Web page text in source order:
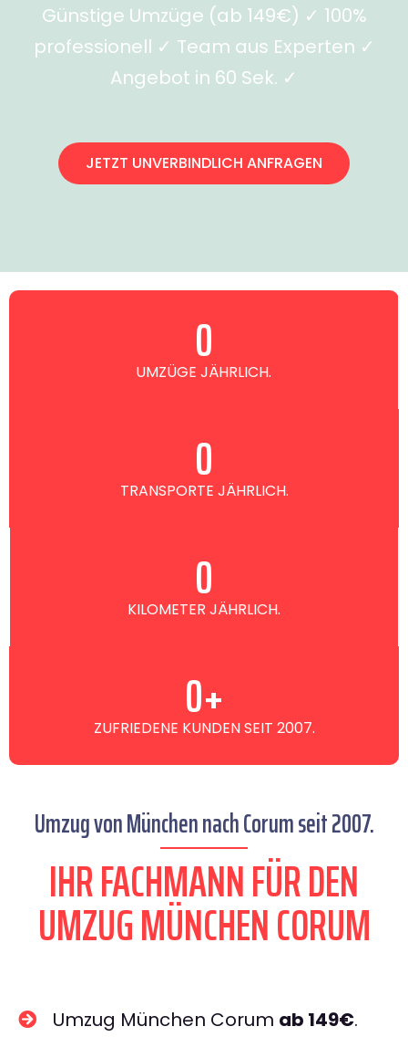
Günstige Umzüge (ab 149€) ✓ 100%
professionell ✓ Team aus Experten ✓
Angebot in 60 Sek. ✓
JETZT UNVERBINDLICH ANFRAGEN
UMZÜGE JÄHRLICH.
0
TRANSPORTE JÄHRLICH.
0
KILOMETER JÄHRLICH.
0
ZUFRIEDENE KUNDEN SEIT 2007.
0+
Umzug von München nach Corum seit 2007.
IHR FACHMANN FÜR DEN
UMZUG MÜNCHEN CORUM
Umzug München Corum ab 149€.